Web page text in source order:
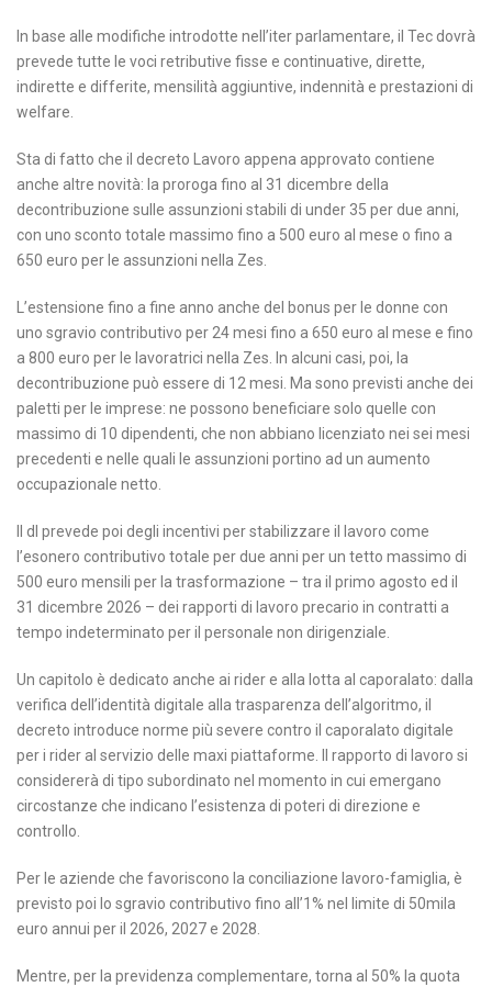
In base alle modifiche introdotte nell’iter parlamentare, il Tec dovrà
prevede tutte le voci retributive fisse e continuative, dirette,
indirette e differite, mensilità aggiuntive, indennità e prestazioni di
welfare.
Sta di fatto che il decreto Lavoro appena approvato contiene
anche altre novità: la proroga fino al 31 dicembre della
decontribuzione sulle assunzioni stabili di under 35 per due anni,
con uno sconto totale massimo fino a 500 euro al mese o fino a
650 euro per le assunzioni nella Zes.
L’estensione fino a fine anno anche del bonus per le donne con
uno sgravio contributivo per 24 mesi fino a 650 euro al mese e fino
a 800 euro per le lavoratrici nella Zes. In alcuni casi, poi, la
decontribuzione può essere di 12 mesi. Ma sono previsti anche dei
paletti per le imprese: ne possono beneficiare solo quelle con
massimo di 10 dipendenti, che non abbiano licenziato nei sei mesi
precedenti e nelle quali le assunzioni portino ad un aumento
occupazionale netto.
Il dl prevede poi degli incentivi per stabilizzare il lavoro come
l’esonero contributivo totale per due anni per un tetto massimo di
500 euro mensili per la trasformazione – tra il primo agosto ed il
31 dicembre 2026 – dei rapporti di lavoro precario in contratti a
tempo indeterminato per il personale non dirigenziale.
Un capitolo è dedicato anche ai rider e alla lotta al caporalato: dalla
verifica dell’identità digitale alla trasparenza dell’algoritmo, il
decreto introduce norme più severe contro il caporalato digitale
per i rider al servizio delle maxi piattaforme. Il rapporto di lavoro si
considererà di tipo subordinato nel momento in cui emergano
circostanze che indicano l’esistenza di poteri di direzione e
controllo.
Per le aziende che favoriscono la conciliazione lavoro-famiglia, è
previsto poi lo sgravio contributivo fino all’1% nel limite di 50mila
euro annui per il 2026, 2027 e 2028.
Mentre, per la previdenza complementare, torna al 50% la quota